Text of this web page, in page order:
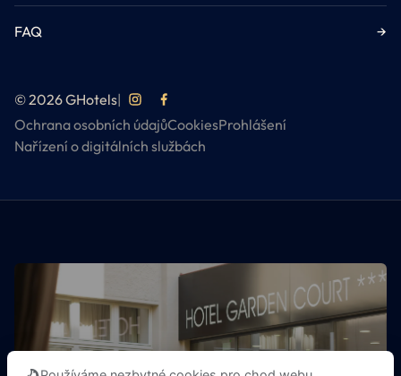
FAQ →
© 2026 GHotels|
Ochrana osobních údajůCookiesProhlášení
Nařízení o digitálních službách
OBJEVTE VŠECHNY GHOTELS